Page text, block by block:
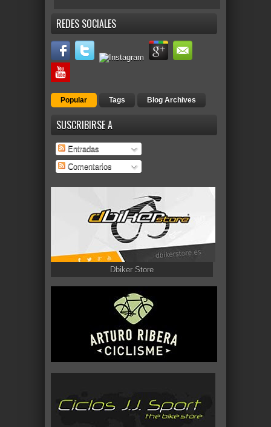
REDES SOCIALES
Popular Tags Blog Archives
SUSCRIBIRSE A
Entradas
Comentarios
Dbiker Store